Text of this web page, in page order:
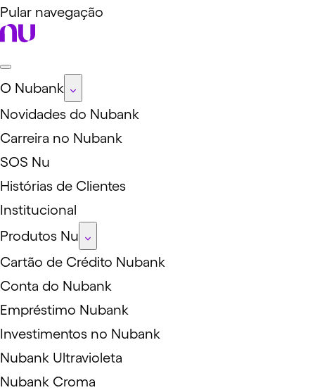
Pular navegação
O Nubank
Novidades do Nubank
Carreira no Nubank
SOS Nu
Histórias de Clientes
Institucional
Produtos Nu
Cartão de Crédito Nubank
Conta do Nubank
Empréstimo Nubank
Investimentos no Nubank
Nubank Ultravioleta
Nubank Croma